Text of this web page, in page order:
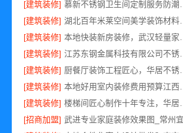
[建筑装修]
[建筑装修]
[建筑装修]
[建筑装修]
[建筑装修]
[建筑装修]
[建筑装修]
[招商加盟]